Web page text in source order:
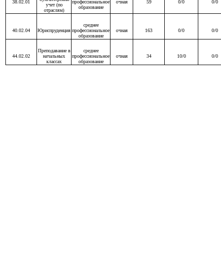
38.02.01
учет (по
отраслям)
профессиональное
образование
очная 59 0/0 0/0
40.02.04 Юриспруденция
среднее
профессиональное
образование
очная 163 0/0 0/0
44.02.02
Преподавание в
начальных
классах
среднее
профессиональное
образование
очная 34 10/0 0/0